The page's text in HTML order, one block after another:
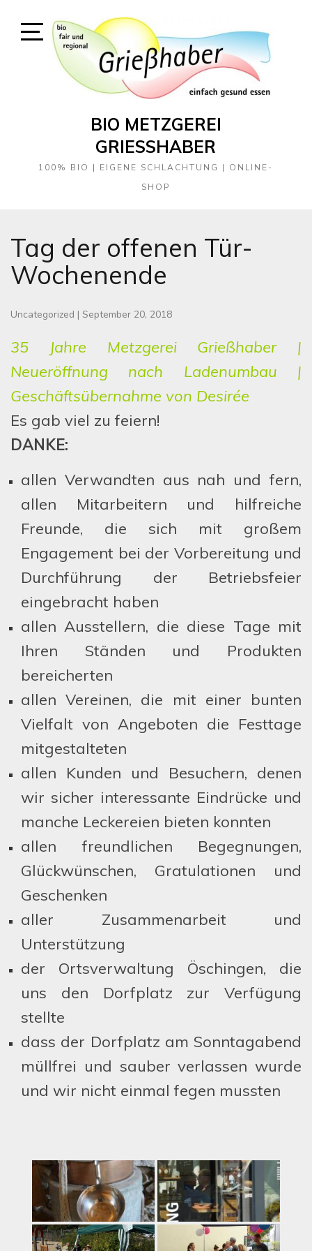
Open
Sidebar
BIO METZGEREI
GRIESSHABER
100% BIO | EIGENE SCHLACHTUNG | ONLINE-
SHOP
Tag der offenen Tür-
Wochenende
Uncategorized | September 20, 2018
35 Jahre Metzgerei Grießhaber |
Neueröffnung nach Ladenumbau |
Geschäftsübernahme von Desirée
Es gab viel zu feiern!
DANKE:
allen Verwandten aus nah und fern,
allen Mitarbeitern und hilfreiche
Freunde, die sich mit großem
Engagement bei der Vorbereitung und
Durchführung der Betriebsfeier
eingebracht haben
allen Ausstellern, die diese Tage mit
Ihren Ständen und Produkten
bereicherten
allen Vereinen, die mit einer bunten
Vielfalt von Angeboten die Festtage
mitgestalteten
allen Kunden und Besuchern, denen
wir sicher interessante Eindrücke und
manche Leckereien bieten konnten
allen freundlichen Begegnungen,
Glückwünschen, Gratulationen und
Geschenken
aller Zusammenarbeit und
Unterstützung
der Ortsverwaltung Öschingen, die
uns den Dorfplatz zur Verfügung
stellte
dass der Dorfplatz am Sonntagabend
müllfrei und sauber verlassen wurde
und wir nicht einmal fegen mussten